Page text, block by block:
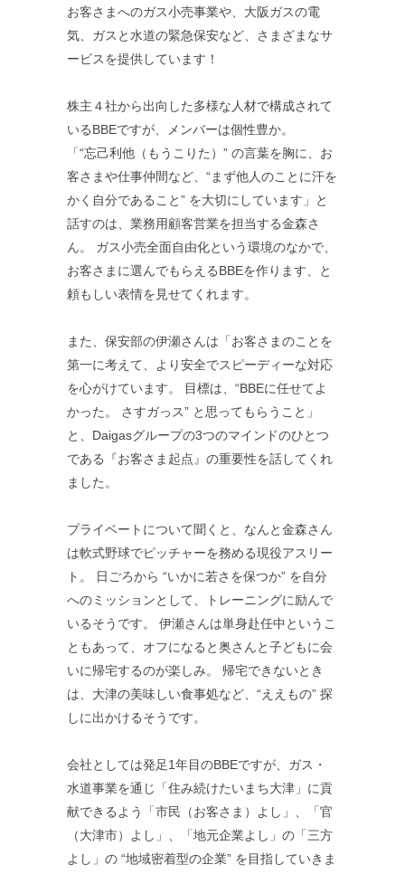
お客さまへのガス小売事業や、大阪ガスの電
気、ガスと水道の緊急保安など、さまざまなサ
ービスを提供しています！
株主４社から出向した多様な人材で構成されて
いるBBEですが、メンバーは個性豊か。
「“忘己利他（もうこりた）” の言葉を胸に、お
客さまや仕事仲間など、“まず他人のことに汗を
かく自分であること” を大切にしています」と
話すのは、業務用顧客営業を担当する金森さ
ん。 ガス小売全面自由化という環境のなかで、
お客さまに選んでもらえるBBEを作ります、と
頼もしい表情を見せてくれます。
また、保安部の伊瀬さんは「お客さまのことを
第一に考えて、より安全でスピーディーな対応
を心がけています。 目標は、“BBEに任せてよ
かった。 さすガっス” と思ってもらうこと」
と、Daigasグループの3つのマインドのひとつ
である『お客さま起点』の重要性を話してくれ
ました。
プライベートについて聞くと、なんと金森さん
は軟式野球でピッチャーを務める現役アスリー
ト。 日ごろから “いかに若さを保つか” を自分
へのミッションとして、トレーニングに励んで
いるそうです。 伊瀬さんは単身赴任中というこ
ともあって、オフになると奥さんと子どもに会
いに帰宅するのが楽しみ。 帰宅できないとき
は、大津の美味しい食事処など、“ええもの” 探
しに出かけるそうです。
会社としては発足1年目のBBEですが、ガス・
水道事業を通じ「住み続けたいまち大津」に貢
献できるよう「市民（お客さま）よし」、「官
（大津市）よし」、「地元企業よし」の「三方
よし」の “地域密着型の企業” を目指していきま